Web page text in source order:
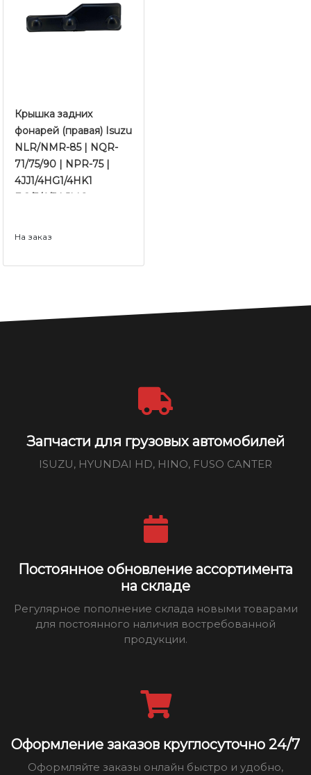
Крышка задних
фонарей (правая) Isuzu
NLR/NMR-85 | NQR-
71/75/90 | NPR-75 |
4JJ1/4HG1/4HK1
Е-2/3/4/5 | JMC
На заказ
Запчасти для грузовых автомобилей
ISUZU, HYUNDAI HD, HINO, FUSO CANTER
Постоянное обновление ассортимента
на складе
Регулярное пополнение склада новыми товарами
для постоянного наличия востребованной
продукции.
Оформление заказов круглосуточно 24/7
Оформляйте заказы онлайн быстро и удобно,